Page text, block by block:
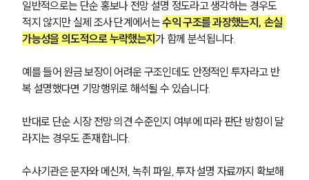
일반적으로는 단순 홍보나 전망 설명 정도라고 생각하는 경우도
적지 않지만 실제 조사 단계에서는 수익 구조를 과장했는지, 손실
가능성을 의도적으로 누락했는지가 함께 분석됩니다.
예를 들어 원금 보장이 어려운 구조인데도 안정적인 투자라고 반
복 설명했다면 기망행위로 해석될 수 있습니다.
반대로 단순 시장 전망 의견 수준인지 여부에 따라 판단 방향이 달
라지는 경우도 존재합니다.
수사기관은 문자와 메신저, 녹취 파일, 투자 설명 자료까지 확보해